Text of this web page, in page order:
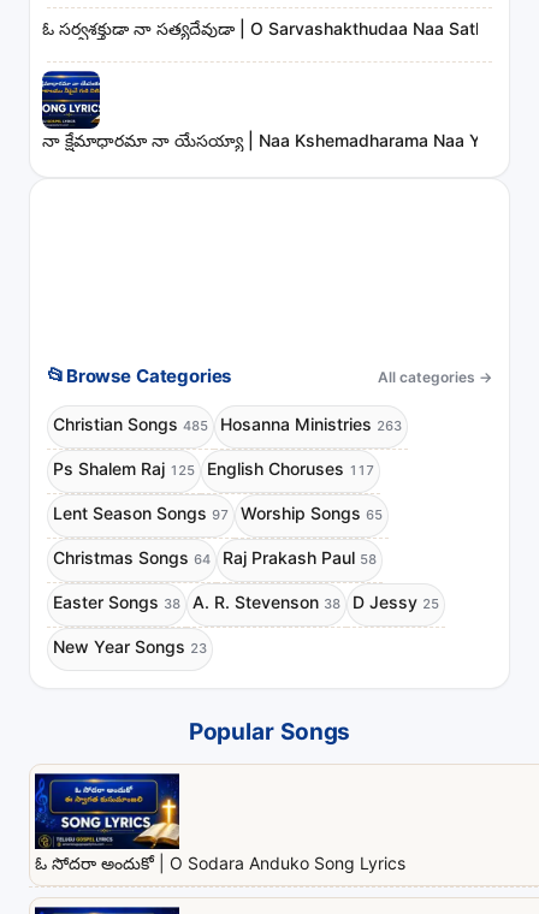
ఓ సర్వశక్తుడా నా సత్యదేవుడా | O Sarvashakthudaa Naa
నా క్షేమాధారమా నా యేసయ్యా | Naa Kshemadharama Naa Yesayya
📂 Browse Categories All categories →
Christian Songs 485 Hosanna Ministries 263
Ps Shalem Raj 125 English Choruses 117
Lent Season Songs 97 Worship Songs 65
Christmas Songs 64 Raj Prakash Paul 58
Easter Songs 38 A. R. Stevenson 38 D Jessy 25
New Year Songs 23
Popular Songs
ఓ సోదరా అందుకో | O Sodara Anduko Song Lyrics